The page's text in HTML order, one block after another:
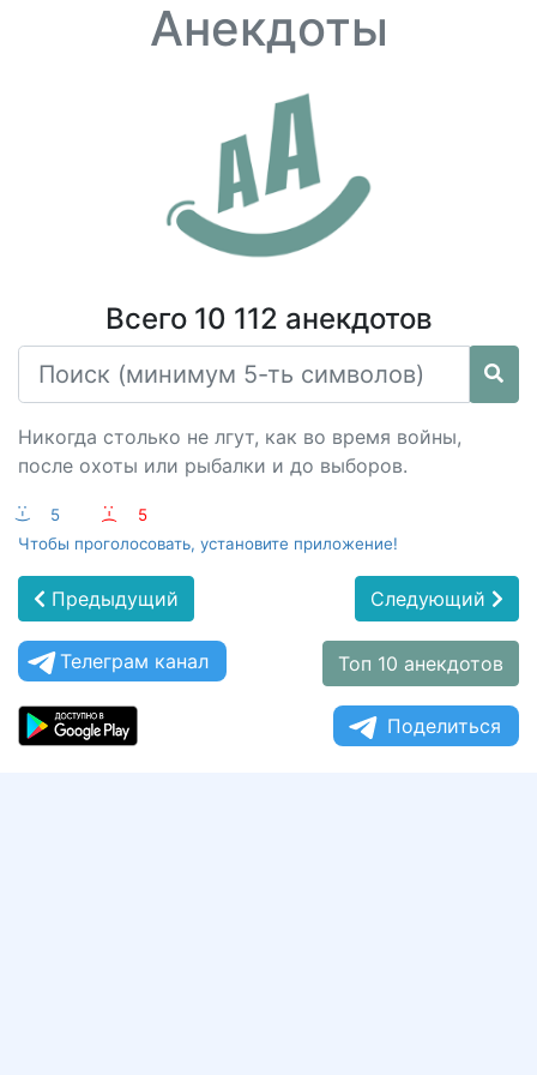
Анекдоты
Всего 10 112 анекдотов
Никогда столько не лгут, как во время войны,
после охоты или рыбалки и до выборов.
:-) 5 :-(
5
Чтобы проголосовать, установите приложение!
Предыдущий Следующий
Телеграм канал Топ 10 анекдотов
Поделиться